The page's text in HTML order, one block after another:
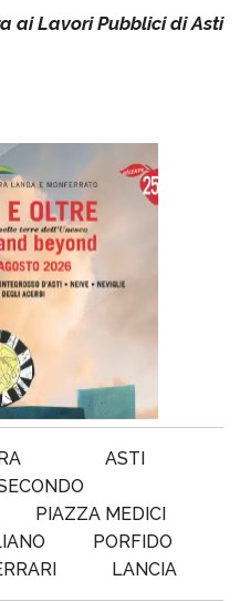
ai Lavori Pubblici di Asti
ASTI
PIAZZA MEDICI
PORFIDO
LANCIA